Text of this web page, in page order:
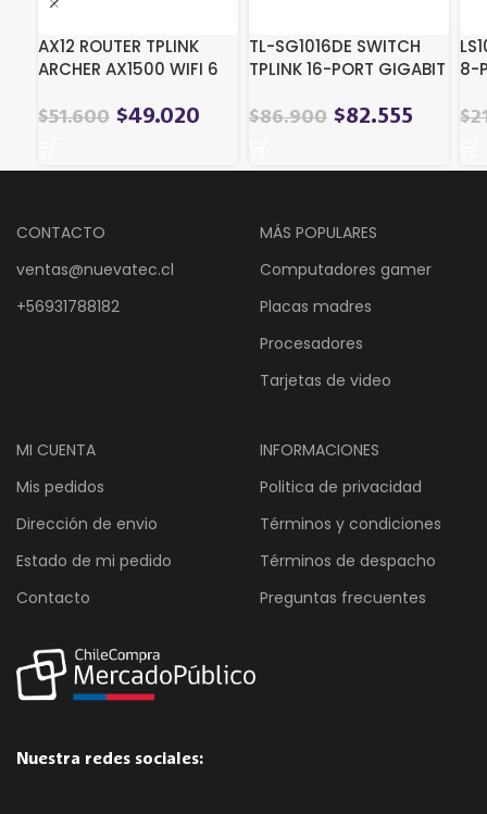
AX12 ROUTER TPLINK
ARCHER AX1500 WIFI 6
$51.600 $49.020
TL-SG1016DE SWITCH
TPLINK 16-PORT GIGABIT
$86.900 $82.555
8-
$
CONTACTO
ventas@nuevatec.cl
+56931788182
MÁS POPULARES
Computadores gamer
Placas madres
Procesadores
Tarjetas de video
MI CUENTA
Mis pedidos
Dirección de envio
Estado de mi pedido
Contacto
INFORMACIONES
Politica de privacidad
Términos y condiciones
Términos de despacho
Preguntas frecuentes
Nuestra redes sociales: